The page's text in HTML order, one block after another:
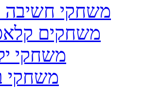
משחקי חשיבה
משחקים
משחקי
משחקי